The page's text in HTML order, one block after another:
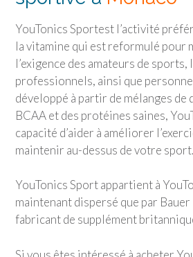
YouTonics Sportest l’activité
la vitamine qui est reformulé pour
l’exigence des amateurs de sports,
professionnels, ainsi que
développé à partir de mélanges
BCAA et des protéines saines,
capacité d’aider à améliorer
maintenir au-dessus de votre sport.
YouTonics Sportappartient à
maintenant dispersé que par
fabricant de supplément